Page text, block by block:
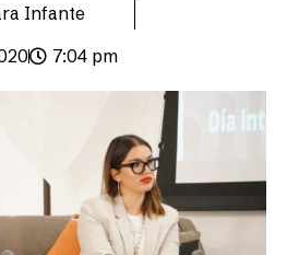
Infante
7:04 pm